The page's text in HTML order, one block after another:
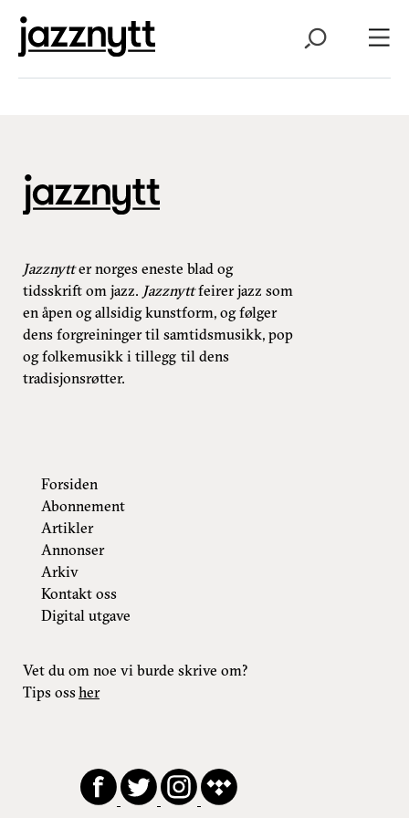
Jazznytter norges eneste blad og
tidsskrift om jazz. Jazznyttfeirer jazz som
en åpen og allsidig kunstform, og følger
dens forgreininger til samtidsmusikk, pop
og folkemusikk i tillegg til dens
tradisjonsrøtter.
Forsiden
Abonnement
Artikler
Annonser
Arkiv
Kontakt oss
Digital utgave
Vet du om noe vi burde skrive om?
Tips ossher